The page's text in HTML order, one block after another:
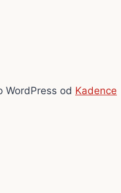
od Kadence